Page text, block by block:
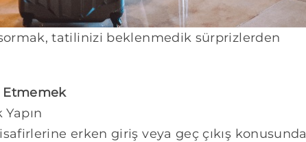
sormak, tatilinizi beklenmedik sürprizlerden
Etmemek
erken giriş veya geç çıkış konusunda